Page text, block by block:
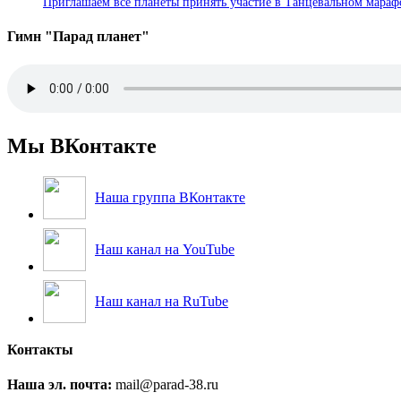
Гимн "Парад планет"
Мы ВКонтакте
Наша группа ВКонтакте
Наш канал на YouTube
Наш канал на RuTube
Контакты
Наша эл. почта: mail@parad-38.ru